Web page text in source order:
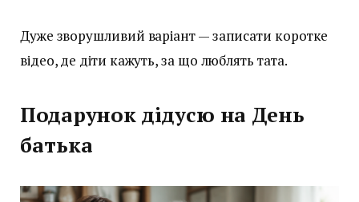
Дуже зворушливий варіант — записати коротке
відео, де діти кажуть, за що люблять тата.
Подарунок дідусю на День
батька